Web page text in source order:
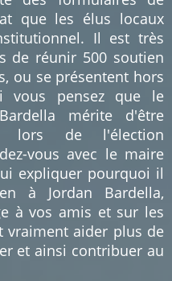
que les élus locaux
Il est très
de réunir 500 soutien
ou se présentent hors
vous pensez que le
mérite d'être
lors de l'élection
vous avec le maire
expliquer pourquoi il
à Jordan Bardella,
à vos amis et sur les
vraiment aider plus de
et ainsi contribuer au